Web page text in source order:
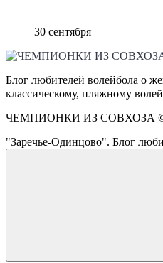
30 сентября
Блог любителей волейбола о
классическому, пляжному
ЧЕМПИОНКИ ИЗ СОВХОЗА
"Заречье-Одинцово". Блог